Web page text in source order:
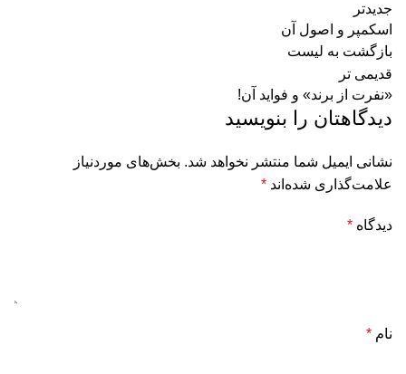
جدیدتر
اسکمپر و اصول آن
بازگشت به لیست
قدیمی تر
«نفرت از برند» و فواید آن!
دیدگاهتان را بنویسید
نشانی ایمیل شما منتشر نخواهد شد. بخش‌های موردنیاز
علامت‌گذاری شده‌اند *
دیدگاه *
نام *